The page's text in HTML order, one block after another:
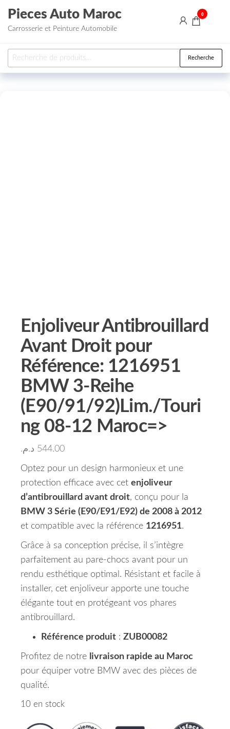
Aller au contenu
Pieces Auto Maroc
Carrosserie et Peinture Automobile
0
Recherche pour : Recherche
Enjoliveur Antibrouillard
Avant Droit pour
Référence: 1216951
BMW 3-Reihe
(E90/91/92)Lim./Touri
ng 08-12 Maroc=>
544.00 د.م.
Optez pour un design harmonieux et une
protection efficace avec cet enjoliveur
d’antibrouillard avant droit, conçu pour la
BMW 3 Série (E90/E91/E92) de 2008 à 2012
et compatible avec la référence 1216951.
Grâce à sa conception précise, il s’intègre
parfaitement au pare-chocs avant pour un
rendu esthétique optimal. Résistant et facile à
installer, cet enjoliveur apporte une touche
élégante tout en protégeant vos phares
antibrouillard.
Référence produit : ZUB00082
Profitez de notre livraison rapide au Maroc
pour équiper votre BMW avec des pièces de
qualité.
10 en stock